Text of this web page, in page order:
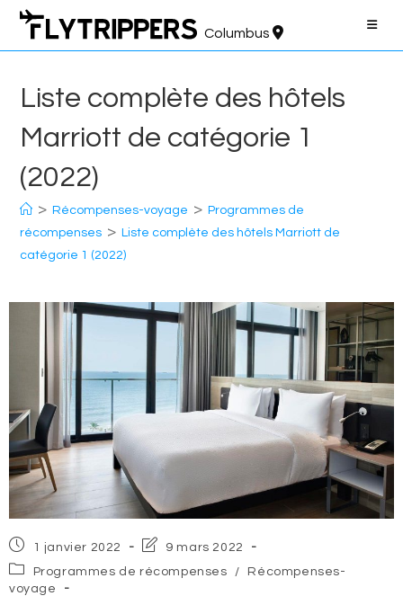
Aller
contenu
Columbus
Liste complète des hôtels
Marriott de catégorie 1
(2022)
> Récompenses-voyage > Programmes de
récompenses > Liste complète des hôtels Marriott de
catégorie 1 (2022)
Post
published:
1 janvier 2022
Post
modified:
9 mars 2022
Post
category:
Programmes de récompenses /
Récompenses-
voyage